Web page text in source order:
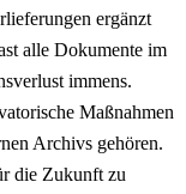
ergänzt
alle Dokumente im
immens.
Maßnahmen
Archivs gehören.
die Zukunft zu